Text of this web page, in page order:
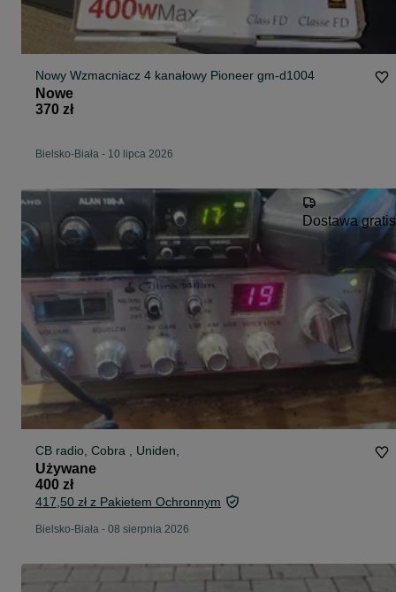
Nowy Wzmacniacz 4 kanałowy Pioneer gm-d1004
Nowe
370 zł
Bielsko-Biała - 10 lipca 2026
Dostawa gratis
CB radio, Cobra , Uniden,
Używane
400 zł
417,50 zł z Pakietem Ochronnym
Bielsko-Biała - 08 sierpnia 2026